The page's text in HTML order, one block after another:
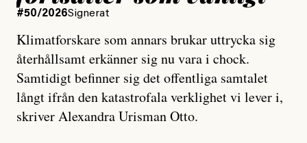
#50/2026Signerat
Klimatforskare som annars brukar uttrycka sig
återhållsamt erkänner sig nu vara i chock.
Samtidigt befinner sig det offentliga samtalet
långt ifrån den katastrofala verklighet vi lever i,
skriver Alexandra Urisman Otto.